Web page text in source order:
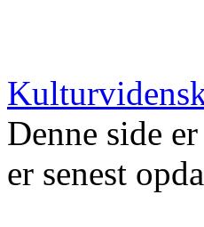
Denne side
er senest